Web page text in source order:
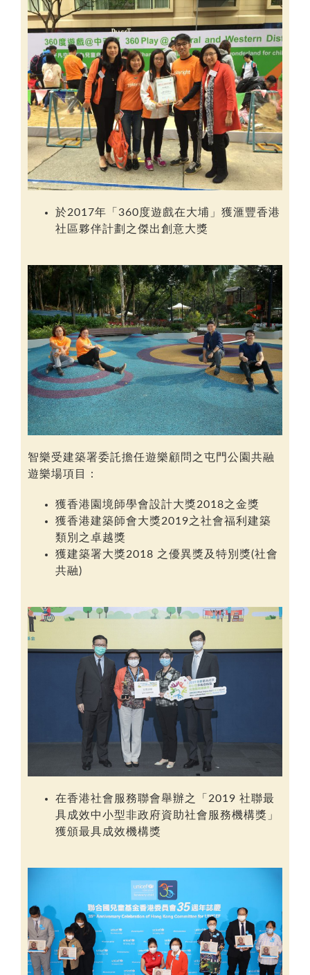
於2017年「360度遊戲在大埔」獲滙豐香港
社區夥伴計劃之傑出創意大獎
智樂受建築署委託擔任遊樂顧問之屯門公園共融
遊樂場項目：
獲香港園境師學會設計大獎2018之金獎
獲香港建築師會大獎2019之社會福利建築
類別之卓越獎
獲建築署大獎2018 之優異獎及特別獎(社會
共融)
在香港社會服務聯會舉辦之「 2019 社聯最
具成效中小型非政府資助社會服務機構獎 」
獲頒最具成效機構獎